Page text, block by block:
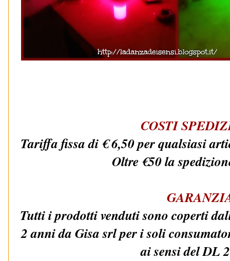
COSTI
Tariffa fissa di € 6,50 per qualsiasi
Oltre €50 la
Tutti i prodotti venduti sono coperti
2 anni da Gisa srl per i soli
ai sensi del DL